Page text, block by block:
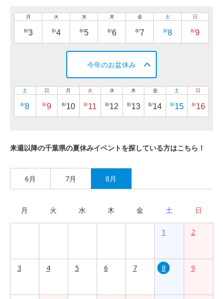
月
8/3
火
8/4
水
8/5
木
8/6
金
8/7
土
8/8
日
8/9
今年のお盆休み
土
8/8
日
8/9
月
8/10
火
8/11
水
8/12
木
8/13
金
8/14
土
8/15
日
8/16
来週以降の千葉県の夏休みイベントを探している方はこちら！
6月 7月 8月
月 火 水 木 金 土 日
1 2
3 4 5 6 7 8 9